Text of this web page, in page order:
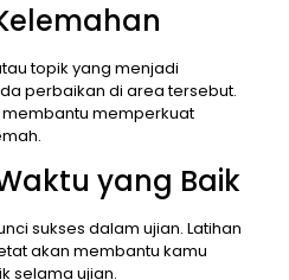
topik yang menjadi
perbaikan di area tersebut.
membantu memperkuat
yang Baik
sukses dalam ujian. Latihan
akan membantu kamu
selama ujian.